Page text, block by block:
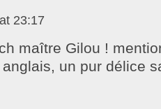
23:17
maître Gilou !
un pur délice